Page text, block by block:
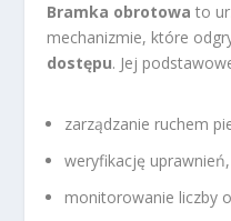
Bramka obrotowa to
mechanizmie, które
dostępu. Jej
zarządzanie ruchem
weryfikację uprawnień,
monitorowanie liczby